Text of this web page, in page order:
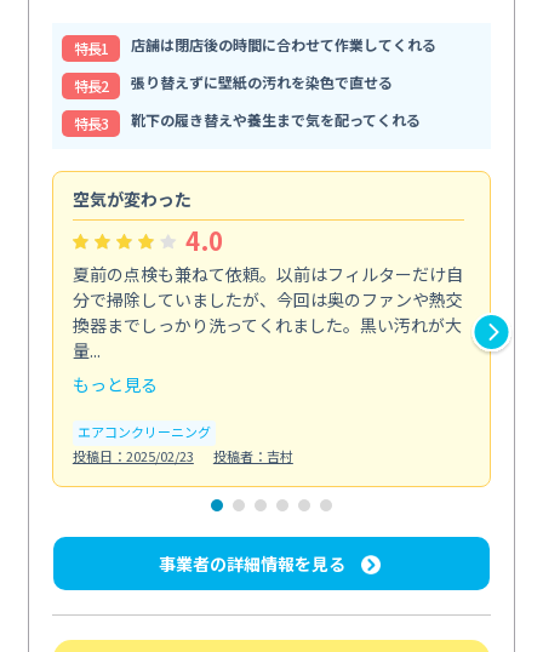
特⻑1
店舗は閉店後の時間に合わせて作業してくれる
特⻑2
張り替えずに壁紙の汚れを染色で直せる
特⻑3
靴下の履き替えや養生まで気を配ってくれる
空気が変わった
4.0
夏前の点検も兼ねて依頼。以前はフィルターだけ自
分で掃除していましたが、今回は奥のファンや熱交
換器までしっかり洗ってくれました。黒い汚れが大
量...
もっと見る
エアコンクリーニング
投稿日：2025/02/23
投稿者：吉村
事業者の詳細情報を見る